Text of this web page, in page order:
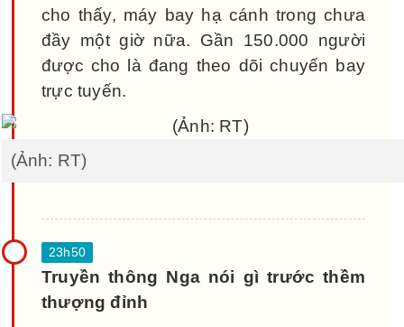
cho thấy, máy bay hạ cánh trong chưa
đầy một giờ nữa. Gần 150.000 người
được cho là đang theo dõi chuyến bay
trực tuyến.
(Ảnh: RT)
Truyền thông Nga nói gì trước thềm
thượng đỉnh